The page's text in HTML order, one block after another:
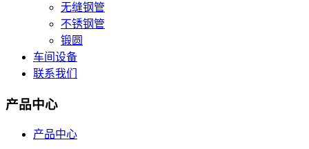
无缝钢管
不锈钢管
锻圆
车间设备
联系我们
产品中心
产品中心